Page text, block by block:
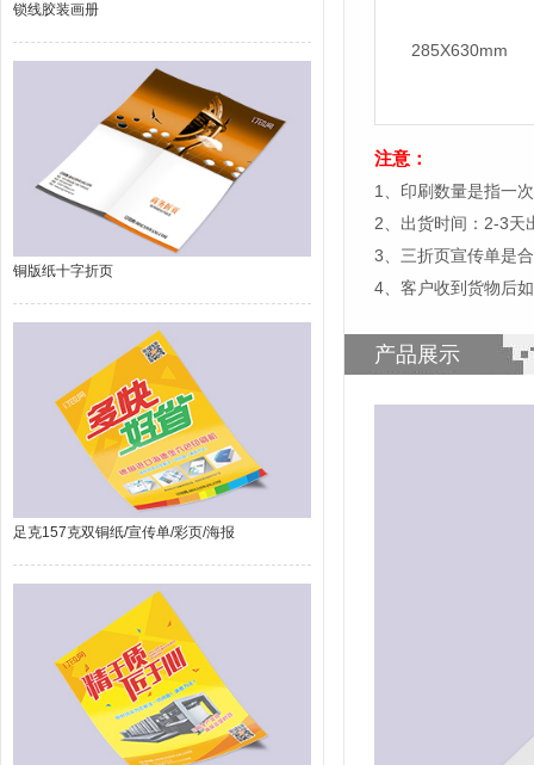
锁线胶装画册
铜版纸十字折页
足克157克双铜纸/宣传单/彩页/海报
285X630mm
注意：
1、印刷数量是指一
2、出货时间：2-3天
3、三折页宣传单是
4、客户收到货物后
产品展示